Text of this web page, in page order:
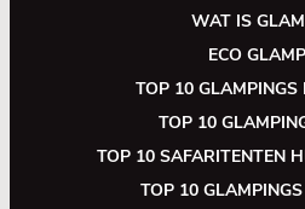
WAT IS
ECO
TOP 10 GLAMPINGS
TOP 10
TOP 10 SAFARITENTEN
TOP 10